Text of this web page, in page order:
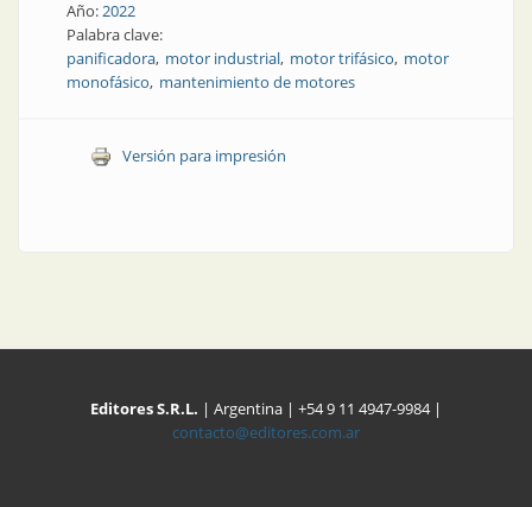
Año:2022
Palabra clave:
panificadora motor industrial motor trifásico motor
monofásico mantenimiento de motores
Versión para impresión
Editores S.R.L. | Argentina | +54 9 11 4947-9984 |
contacto@editores.com.ar